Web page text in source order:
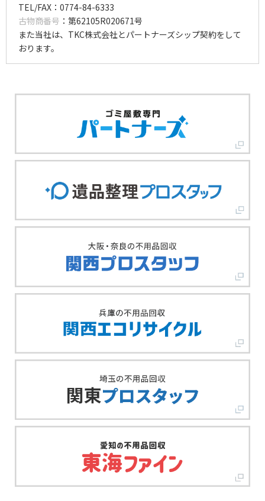
TEL/FAX：0774-84-6333
古物商番号 ：第62105R020671号
また当社は、TKC株式会社とパートナーズシップ契約をして
おります。